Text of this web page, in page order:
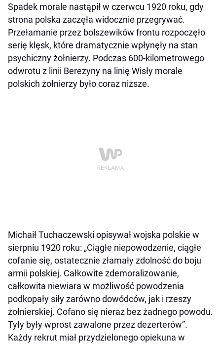
Spadek morale nastąpił w czerwcu 1920 roku, gdy
strona polska zaczęła widocznie przegrywać.
Przełamanie przez bolszewików frontu rozpoczęło
serię klęsk, które dramatycznie wpłynęły na stan
psychiczny żołnierzy. Podczas 600-kilometrowego
odwrotu z linii Berezyny na linię Wisły morale
polskich żołnierzy było coraz niższe.
Michaił Tuchaczewski opisywał wojska polskie w
sierpniu 1920 roku: „Ciągłe niepowodzenie, ciągłe
cofanie się, ostatecznie złamały zdolność do boju
armii polskiej. Całkowite zdemoralizowanie,
całkowita niewiara w możliwość powodzenia
podkopały siły zarówno dowódców, jak i rzeszy
żołnierskiej. Cofano się nieraz bez żadnego powodu.
Tyły były wprost zawalone przez dezerterów”.
Każdy rekrut miał przydzielonego opiekuna w